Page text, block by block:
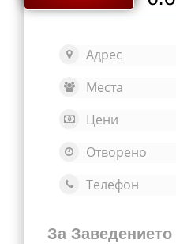
Адрес
Места
Цени
Отворено
Телефон
За Заведението